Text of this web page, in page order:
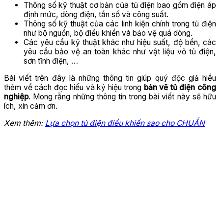
Thông số kỹ thuật cơ bản của tủ điện bao gồm điện áp
định mức, dòng điện, tần số và công suất.
Thông số kỹ thuật của các linh kiện chính trong tủ điện
như bộ nguồn, bộ điều khiển và bảo vệ quá dòng.
Các yêu cầu kỹ thuật khác như hiệu suất, độ bền, các
yêu cầu bảo vệ an toàn khác như vật liệu vỏ tủ điện,
sơn tĩnh điện, …
Bài viết trên đây là những thông tin giúp quý độc giả hiểu
thêm về cách đọc hiểu và ký hiệu trong bản vẽ tủ điện công
nghiệp. Mong rằng những thông tin trong bài viết này sẽ hữu
ích, xin cảm ơn.
Xem thêm: Lựa chọn tủ điện điều khiển sao cho CHUẨN